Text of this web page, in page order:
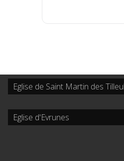
Eglise de Saint Martin des
Eglise d'Evrunes